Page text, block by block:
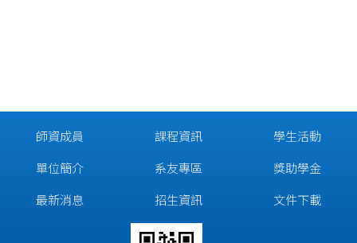
師資成員
單位簡介
最新消息
課程資訊
系友專區
招生資訊
學生活動
獎助學金
文件下載